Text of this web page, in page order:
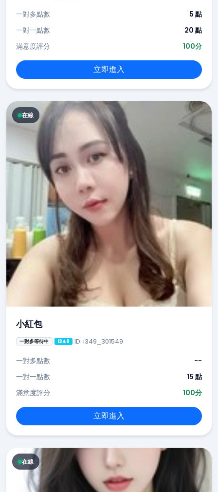
一對多點數
5 點
一對一點數
20 點
滿意度評分
100分
立即進入
在線
小紅包
一對多等待中 i349 ID: i349_301549
一對多點數
--
一對一點數
15 點
滿意度評分
100分
立即進入
在線